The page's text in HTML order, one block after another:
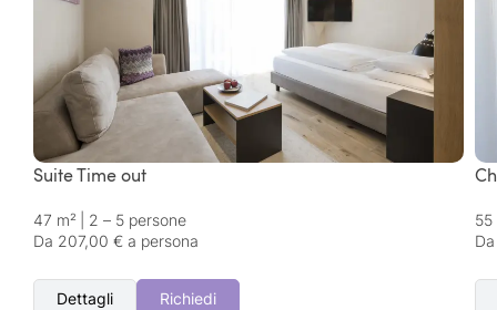
Suite Time out
47 m²
2 – 5 persone
Da 207,00 € a persona
Dettagli Richiedi
55